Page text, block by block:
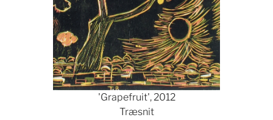
'Grapefruit', 2012
Træsnit